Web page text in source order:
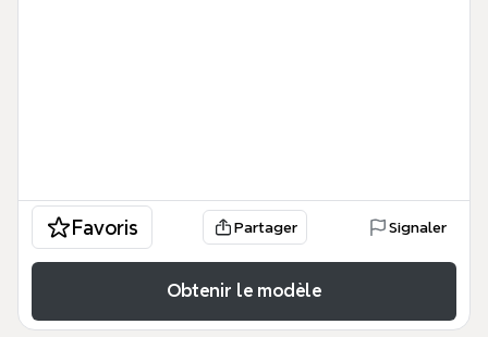
Favoris Partager Signaler
Obtenir le modèle